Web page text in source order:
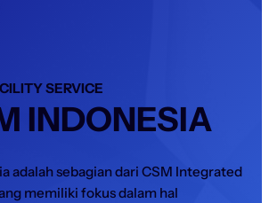
SERVICE
INDONESIA
adalah sebagian dari CSM Integrated
memiliki fokus dalam hal